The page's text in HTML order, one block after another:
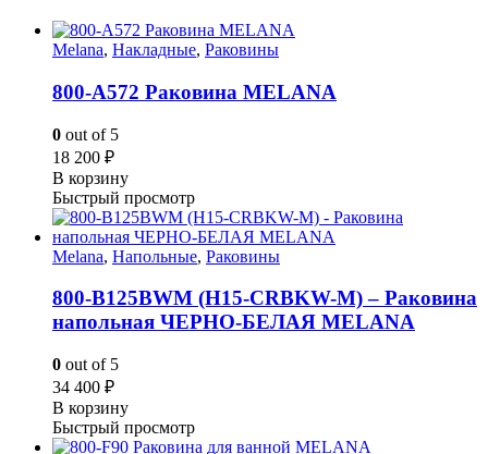
Melana, Накладные, Раковины
800-А572 Раковина MELANA
0 out of 5
18 200 ₽
В корзину
Быстрый просмотр
Melana, Напольные, Раковины
800-В125BWM (H15-CRBKW-M) – Раковина
напольная ЧЕРНО-БЕЛАЯ MELANA
0 out of 5
34 400 ₽
В корзину
Быстрый просмотр